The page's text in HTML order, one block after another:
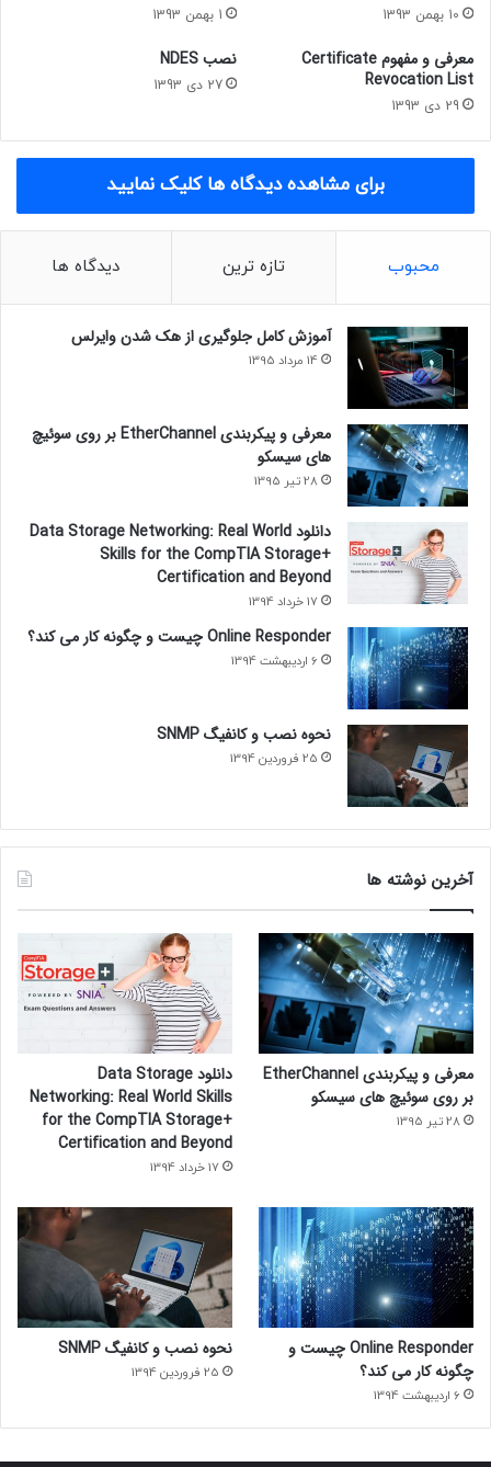
10 بهمن 1393 1 بهمن 1393
معرفی و مفهوم Certificate
Revocation List
29 دی 1393
نصب NDES
27 دی 1393
برای مشاهده دیدگاه ها کلیک نمایید
محبوب تازه ترین دیدگاه ها
آموزش کامل جلوگیری از هک شدن وایرلس
14 مرداد 1395
معرفی و پیکربندی EtherChannel بر روی سوئیچ
های سیسکو
28 تیر 1395
دانلود Data Storage Networking: Real World
Skills for the CompTIA Storage+
Certification and Beyond
17 خرداد 1394
Online Responder چیست و چگونه کار می کند؟
6 اردیبهشت 1394
نحوه نصب و کانفیگ SNMP
25 فروردین 1394
آخرین نوشته ها
معرفی و پیکربندی EtherChannel
بر روی سوئیچ های سیسکو
28 تیر 1395
دانلود Data Storage
Networking: Real World Skills
for the CompTIA Storage+
Certification and Beyond
17 خرداد 1394
Online Responder چیست و
چگونه کار می کند؟
6 اردیبهشت 1394
نحوه نصب و کانفیگ SNMP
25 فروردین 1394